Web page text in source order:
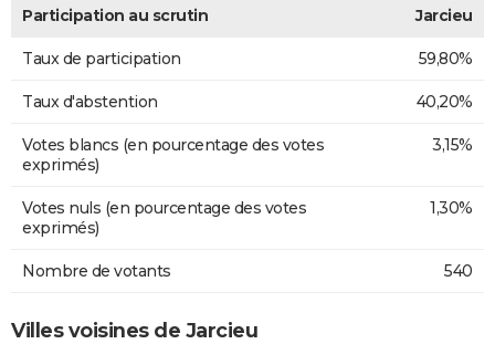
Participation au scrutin Jarcieu
Taux de participation 59,80%
Taux d'abstention 40,20%
Votes blancs (en pourcentage des votes
exprimés)
3,15%
Votes nuls (en pourcentage des votes
exprimés)
1,30%
Nombre de votants 540
Villes voisines de Jarcieu